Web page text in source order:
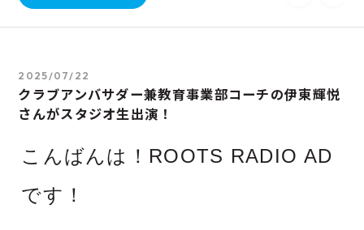
2025/07/22
クラブアンバサダー兼教育事業部コーチの伊東輝悦
さんがスタジオ生出演！
こんばんは！ROOTS RADIO AD
です！